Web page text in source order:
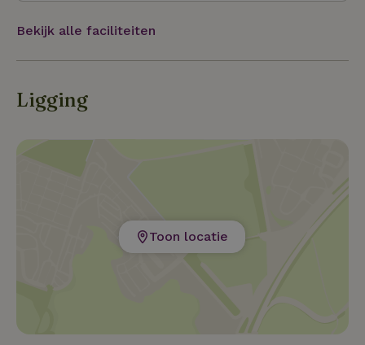
de trein. We hebben nog veel meer tips en
informatie beschikbaar in het huisje. Bezoek gerust
even de site van Visit Groningen om een beeld te
krijgen van alle mogelijkheden.
Bekijk alle faciliteiten
Ligging
Toon locatie